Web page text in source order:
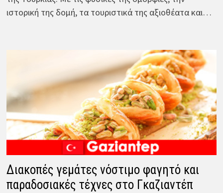
ιστορική της δομή, τα τουριστικά της αξιοθέατα και…
Διακοπές γεμάτες νόστιμο φαγητό και
παραδοσιακές τέχνες στο Γκαζιαντέπ